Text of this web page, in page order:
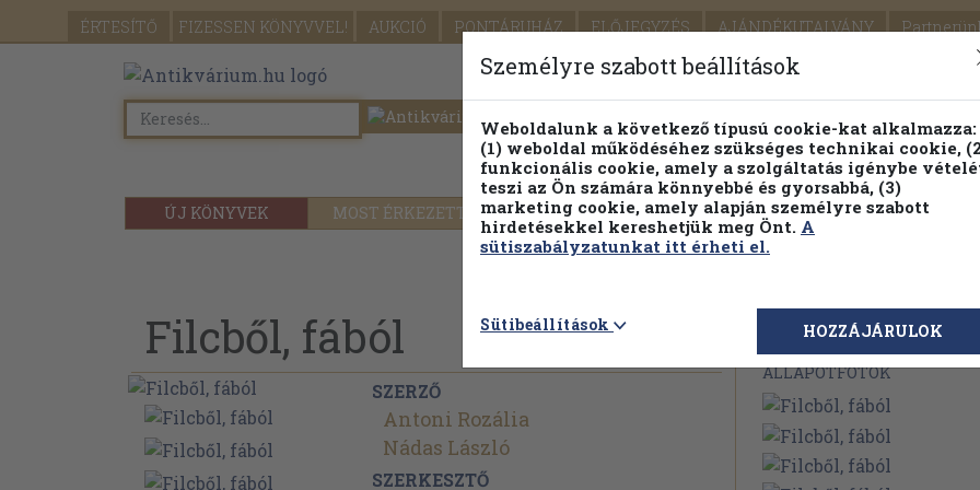
ÉRTESÍTŐ FIZESSEN KÖNYVVEL! AUKCIÓ PONTÁRUHÁZ ELŐJEGYZÉS AJÁNDÉKUTALVÁNY
SEGÍTSÉG
ÚJ KÖNYVEK MOST ÉRKEZETT PILLANATNYI ÁRAINK FENNTARTHATÓ
Részletes kereső Témaköri fa
Filcből, fából
SZERZŐ
Antoni Rozália
Nádas László
SZERKESZTŐ
Megvásárolható
ÁLLAPOTFOTÓK
Személyre szabott beállítások
Weboldalunk a következő típusú cookie-kat alkalmazza:
(1) weboldal működéséhez szükséges technikai cookie,
funkcionális cookie, amely a szolgáltatás igénybe
teszi az Ön számára könnyebbé és gyorsabbá, (3)
marketing cookie, amely alapján személyre szabott
hirdetésekkel kereshetjük meg Önt. A
sütiszabályzatunkat itt érheti el.
Sütibeállítások HOZZÁJÁRULOK